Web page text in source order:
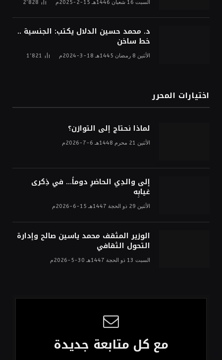
السبت 16 شعبان 1446هـ 15-2-2025م 2٬828
د. محمد حسين الدلال يكتب: الجنسية ..
خط ساخن
الأثنين 8 رمضان 1445هـ 18-3-2024م 1٬821
اختيارات المحرر
لماذا نحتاج إلى التوازن؟
الأثنين 21 محرم 1448هـ 6-7-2026م
إلى والدِي الحاضرِ دوماً… في ذِكرى
غيابِه
الأثنين 29 ذو الحجة 1447هـ 15-6-2026م
الوزير المثقف محمد ياسين صالح وإدارة
التحول الثقافي
السبت 13 ذو الحجة 1447هـ 30-5-2026م
مع كل متابعة جديدة